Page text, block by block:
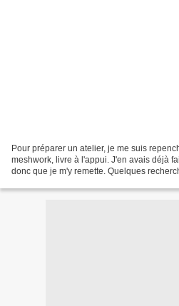
Pour préparer un atelier, je me suis
meshwork, livre à l'appui. J'en avais déjà
donc que je m'y remette. Quelques
23316580.html...